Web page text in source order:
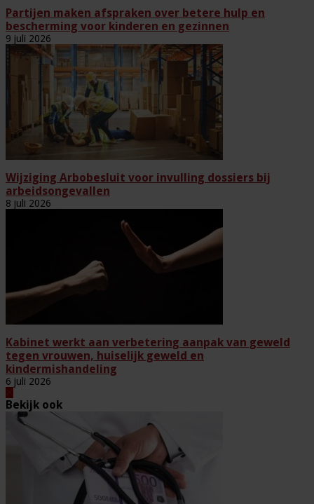
Partijen maken afspraken over betere hulp en
bescherming voor kinderen en gezinnen
9 juli 2026
Wijziging Arbobesluit voor invulling dossiers bij
arbeidsongevallen
8 juli 2026
Kabinet werkt aan verbetering aanpak van geweld
tegen vrouwen, huiselijk geweld en
kindermishandeling
6 juli 2026
Bekijk ook